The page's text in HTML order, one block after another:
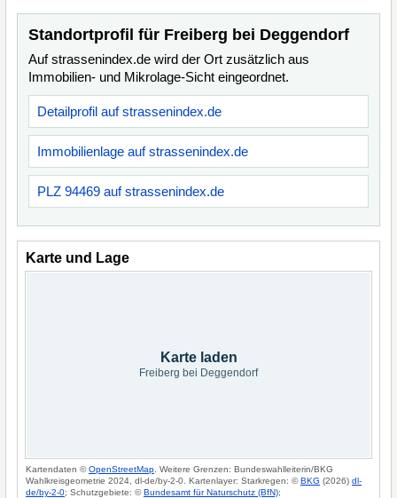
Standortprofil für Freiberg bei Deggendorf
Auf strassenindex.de wird der Ort zusätzlich aus
Immobilien- und Mikrolage-Sicht eingeordnet.
Detailprofil auf strassenindex.de
Immobilienlage auf strassenindex.de
PLZ 94469 auf strassenindex.de
Karte und Lage
Karte laden
Freiberg bei Deggendorf
Kartendaten ©OpenStreetMap . Weitere Grenzen: Bundeswahlleiterin/BKG
Wahlkreisgeometrie 2024, dl-de/by-2-0. Kartenlayer: Starkregen: ©BKG (2026) dl-
de/by-2-0; Schutzgebiete: ©Bundesamt für Naturschutz (BfN);